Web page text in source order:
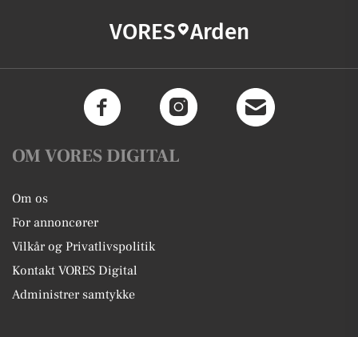
VORES Arden
OM VORES DIGITAL
Om os
For annoncører
Vilkår og Privatlivspolitik
Kontakt VORES Digital
Administrer samtykke